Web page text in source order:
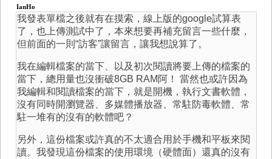
IanHo
我發表單檔之後就有在摸索，線上版的google試算表
了，也上傳測試中了，本來想要再補充留言一些什麼，
但前面的一則“訪客”讓留言，讓我想說算了。
我在編輯檔案的當下、以及初次閱讀將要上傳的檔案的
當下，總用量也沒衝破8GB RAM阿！ 當然也或許因為
我編輯和閱讀檔案的當下，就是開機，執行文書軟體，
沒有同時開瀏覽器、多媒體播放器、常駐防毒軟體、常
駐一堆有的沒有的軟體吧？
另外，這份檔案或許真的不太適合用於手機和平板來閱
讀。我發現這份檔案的使用環境（硬體面）還真的沒有